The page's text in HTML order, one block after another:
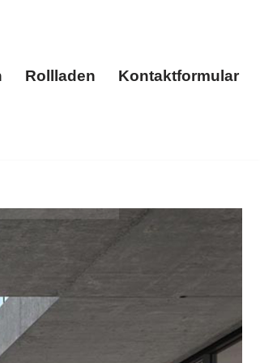
Rollladen Kontaktformular